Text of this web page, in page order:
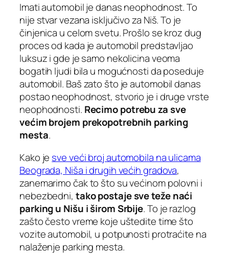
Imati automobil je danas neophodnost. To
nije stvar vezana isključivo za Niš. To je
činjenica u celom svetu. Prošlo se kroz dug
proces od kada je automobil predstavljao
luksuz i gde je samo nekolicina veoma
bogatih ljudi bila u mogućnosti da poseduje
automobil. Baš zato što je automobil danas
postao neophodnost, stvorio je i druge vrste
neophodnosti. Recimo potrebu za sve
većim brojem prekopotrebnih parking
mesta.
Kako je sve veći broj automobila na ulicama
Beograda, Niša i drugih većih gradova,
zanemarimo čak to što su većinom polovni i
nebezbedni, tako postaje sve teže naći
parking u Nišu i širom Srbije. To je razlog
zašto često vreme koje uštedite time što
vozite automobil, u potpunosti protraćite na
nalaženje parking mesta.